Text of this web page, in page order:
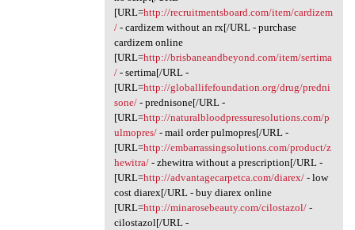
[URL=http://recruitmentsboard.com/item/cardizem
/- cardizem without an rx[/URL - purchase
cardizem online
[URL=http://brisbaneandbeyond.com/item/sertima
/- sertima[/URL -
[URL=http://globallifefoundation.org/drug/predni
sone/- prednisone[/URL -
[URL=http://naturalbloodpressuresolutions.com/p
ulmopres/- mail order pulmopres[/URL -
[URL=http://embarrassingsolutions.com/product/z
hewitra/- zhewitra without a prescription[/URL -
[URL=http://advantagecarpetca.com/diarex/- low
cost diarex[/URL - buy diarex online
[URL=http://minarosebeauty.com/cilostazol/-
cilostazol[/URL -